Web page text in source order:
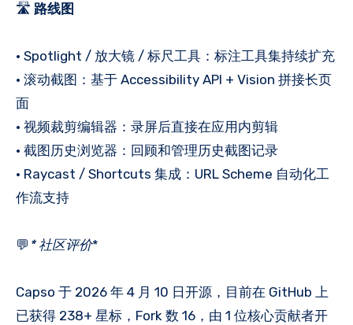
🛣️ 路线图
• Spotlight / 放大镜 / 标尺工具：标注工具集持续扩充
• 滚动截图：基于 Accessibility API + Vision 拼接长页
面
• 视频裁剪编辑器：录屏后直接在应用内剪辑
• 截图历史浏览器：回顾和管理历史截图记录
• Raycast / Shortcuts 集成：URL Scheme 自动化工
作流支持
💬 * 社区评价*
Capso 于 2026 年 4 月 10 日开源，目前在 GitHub 上
已获得 238+ 星标，Fork 数 16，由 1 位核心贡献者开